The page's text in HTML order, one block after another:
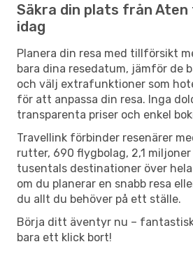
Säkra din plats från Aten
idag
Planera din resa med tillförsikt
bara dina resedatum, jämför de
och välj extrafunktioner som
för att anpassa din resa. Inga
transparenta priser och enkel
Travellink förbinder resenärer
rutter, 690 flygbolag, 2,1
tusentals destinationer över
om du planerar en snabb resa
du allt du behöver på ett ställe.
Börja ditt äventyr nu –
bara ett klick bort!